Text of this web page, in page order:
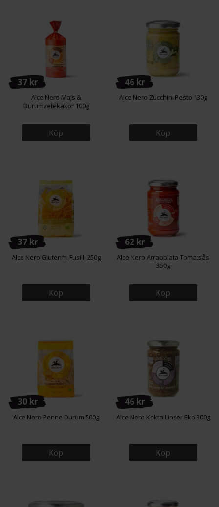
37 kr
Alce Nero Majs &
Durumvetekakor 100g
Köp
46 kr
Alce Nero Zucchini Pesto 130g
Köp
37 kr
Alce Nero Glutenfri Fusilli 250g
Köp
62 kr
Alce Nero Arrabbiata Tomatsås
350g
Köp
30 kr
Alce Nero Penne Durum 500g
Köp
46 kr
Alce Nero Kokta Linser Eko 300g
Köp